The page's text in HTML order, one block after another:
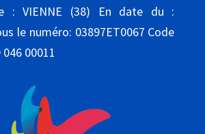
: VIENNE (38) En date du :
le numéro: 03897ET0067 Code
00011